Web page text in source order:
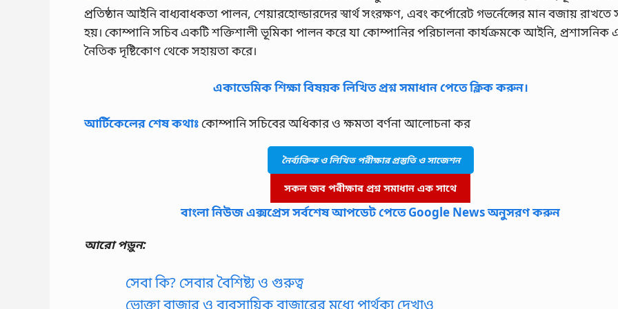
প্রতিষ্ঠান আইনি বাধ্যবাধকতা পালন, শেয়ারহোল্ডারদের স্বার্থ সংরক্ষণ, এবং কর্পোরেট গভর্নেন্সের মান বজায় রাখতে
হয়। কোম্পানি সচিব একটি শক্তিশালী ভূমিকা পালন করে যা কোম্পানির পরিচালনা কার্যক্রমকে আইনি, প্রশাসনিক
নৈতিক দৃষ্টিকোণ থেকে সহায়তা করে।
একাডেমিক শিক্ষা বিষয়ক লিখিত প্রশ্ন সমাধান পেতে ক্লিক করুন।
আর্টিকেলের শেষ কথাঃকোম্পানি সচিবের অধিকার ও ক্ষমতা বর্ণনা আলোচনা কর
নৈর্ব্যক্তিক ও লিখিত পরীক্ষার প্রস্তুতি ও সাজেশন
সকল জব পরীক্ষার প্রশ্ন সমাধান এক সাথে
বাংলা নিউজ এক্সপ্রেস সর্বশেষ আপডেট পেতে Google News অনুসরণ করুন
আরো পড়ুন:
সেবা কি? সেবার বৈশিষ্ট্য ও গুরুত্ব
ভোক্তা বাজার ও ব্যবসায়িক বাজারের মধ্যে পার্থক্য দেখাও